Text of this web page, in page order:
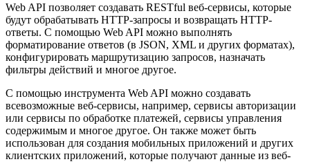
Web API позволяет создавать RESTful веб-сервисы, которые
будут обрабатывать HTTP-запросы и возвращать HTTP-
ответы. С помощью Web API можно выполнять
форматирование ответов (в JSON, XML и других форматах),
конфигурировать маршрутизацию запросов, назначать
фильтры действий и многое другое.
С помощью инструмента Web API можно создавать
всевозможные веб-сервисы, например, сервисы авторизации
или сервисы по обработке платежей, сервисы управления
содержимым и многое другое. Он также может быть
использован для создания мобильных приложений и других
клиентских приложений, которые получают данные из веб-